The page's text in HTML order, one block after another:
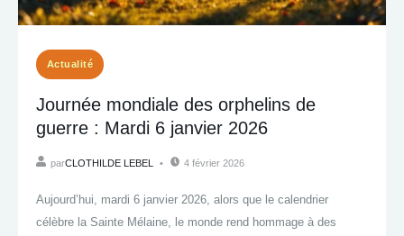
Actualité
Journée mondiale des orphelins de
guerre : Mardi 6 janvier 2026
parCLOTHILDE LEBEL 4 février 2026
Aujourd’hui, mardi 6 janvier 2026, alors que le calendrier
célèbre la Sainte Mélaine, le monde rend hommage à des